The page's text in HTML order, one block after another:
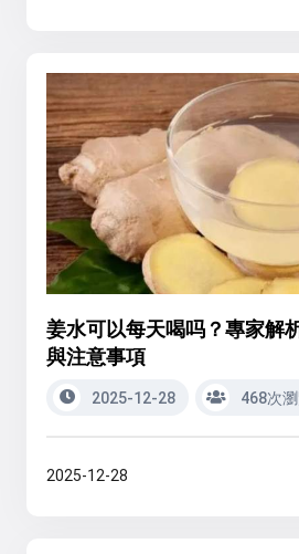
姜水可以每天喝吗？專家解
與注意事項
2025-12-28 468次
2025-12-28